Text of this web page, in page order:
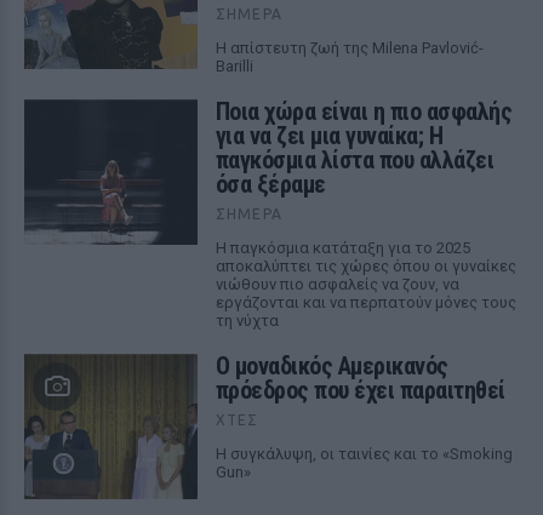
ΣΉΜΕΡΑ
Η απίστευτη ζωή της Milena Pavlović-
Barilli
Ποια χώρα είναι η πιο ασφαλής
για να ζει μια γυναίκα; Η
παγκόσμια λίστα που αλλάζει
όσα ξέραμε
ΣΉΜΕΡΑ
Η παγκόσμια κατάταξη για το 2025
αποκαλύπτει τις χώρες όπου οι γυναίκες
νιώθουν πιο ασφαλείς να ζουν, να
εργάζονται και να περπατούν μόνες τους
τη νύχτα
Ο μοναδικός Αμερικανός
πρόεδρος που έχει παραιτηθεί
ΧΤΕΣ
Η συγκάλυψη, οι ταινίες και το «Smoking
Gun»